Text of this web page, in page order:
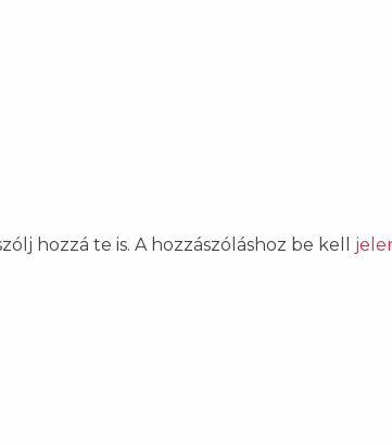
hozzá te is. A hozzászóláshoz be kell